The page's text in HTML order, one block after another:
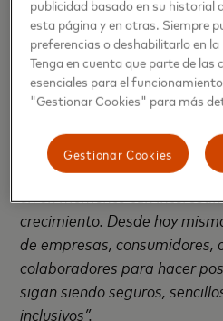
desde sus oficinas de
“Estoy muy agradecido por
Mastercard ha depositado
la compañía y, ahora, con
esta nueva etapa liderando
en una industria que me
en un momento tan
crecimiento. Desde hoy
de empresas, consumidores,
colaboradores para hacer
sigan siendo seguros,
inclusivos”.
publicidad basado en su historial
esta página y en otras. Siempre
preferencias o deshabilitarlo en
Tenga en cuenta que parte de las
esenciales para el
"Gestionar Cookies" para más
Gestionar Cookies